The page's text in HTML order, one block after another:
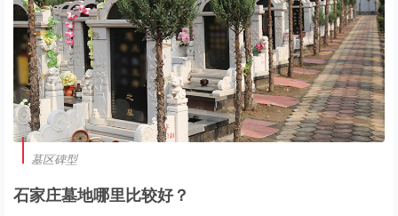
墓区碑型
石家庄墓地哪里比较好？